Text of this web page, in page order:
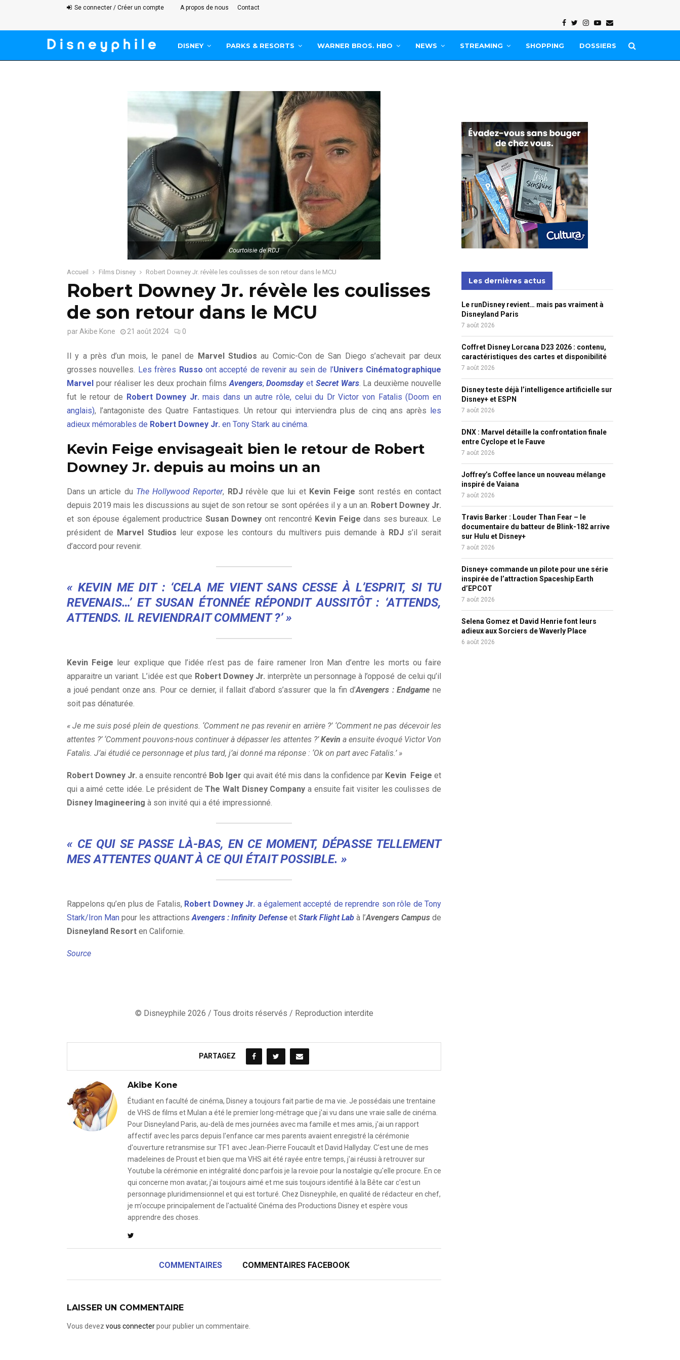
Se connecter / Créer un compte A propos de nous Contact
Facebook
Twitter
Instagram
Youtube
Email
DISNEY PARKS & RESORTS WARNER BROS. HBO NEWS STREAMING SHOPPING DOSSIERS
Courtoisie de RDJ
Accueil Films Disney Robert Downey Jr. révèle les coulisses de son retour dans le MCU
Robert Downey Jr. révèle les coulisses
de son retour dans le MCU
par Akibe Kone 21 août 2024 0
Il y a près d’un mois, le panel de Marvel Studios au Comic-Con de San Diego s’achevait par deux
grosses nouvelles. Les frères Russo ont accepté de revenir au sein de l’Univers Cinématographique
Marvel pour réaliser les deux prochain filmsAvengers,Doomsdayet Secret Wars. La deuxième nouvelle
fut le retour de Robert Downey Jr. mais dans un autre rôle, celui du Dr Victor von Fatalis (Doom en
anglais), l’antagoniste des Quatre Fantastiques. Un retour qui interviendra plus de cinq ans après les
adieux mémorables de Robert Downey Jr. en Tony Stark au cinéma.
Kevin Feige envisageait bien le retour de Robert
Downey Jr. depuis au moins un an
Dans un article du The Hollywood Reporter, RDJrévèle que lui etKevin Feige sont restés en contact
depuis 2019 mais les discussions au sujet de son retour se sont opérées il y a un an. Robert Downey Jr.
et son épouse également productrice Susan Downey ont rencontré Kevin Feige dans ses bureaux. Le
président de Marvel Studios leur expose les contours du multivers puis demande à RDJs’il serait
d’accord pour revenir.
« KEVIN ME DIT : ‘CELA ME VIENT SANS CESSE À L’ESPRIT, SI TU
REVENAIS…’ ET SUSAN ÉTONNÉE RÉPONDIT AUSSITÔT : ‘ATTENDS,
ATTENDS. IL REVIENDRAIT COMMENT ?’ »
Kevin Feige leur explique que l’idée n’est pas de faire ramener Iron Man d’entre les morts ou faire
apparaitre un variant. L’idée est que Robert Downey Jr. interprète un personnage à l’opposé de celui qu’il
a joué pendant onze ans. Pour ce dernier, il fallait d’abord s’assurer que la fin d’Avengers : Endgame ne
soit pas dénaturée.
« Je me suis posé plein de questions. ‘Comment ne pas revenir en arrière ?’ ‘Comment ne pas décevoir les
attentes ?’ ‘Comment pouvons-nous continuer à dépasser les attentes ?’Kevin a ensuite évoqué Victor Von
Fatalis. J’ai étudié ce personnage et plus tard, j’ai donné ma réponse : ‘Ok on part avec Fatalis.’ »
Robert Downey Jr. a ensuite rencontré Bob Iger qui avait été mis dans la confidence par Kevin Feige et
qui a aimé cette idée. Le président deThe Walt Disney Company a ensuite fait visiter les coulisses de
Disney Imagineering à son invité qui a été impressionné.
« CE QUI SE PASSE LÀ-BAS, EN CE MOMENT, DÉPASSE TELLEMENT
MES ATTENTES QUANT À CE QUI ÉTAIT POSSIBLE. »
Rappelons qu’en plus de Fatalis, Robert Downey Jr. a également accepté de reprendre son rôle de Tony
Stark/Iron Man pour les attractionsAvengers : Infinity Defenseet Stark Flight Labà l’Avengers Campusde
Disneyland Resort en Californie.
Source
© Disneyphile 2026 / Tous droits réservés / Reproduction interdite
PARTAGEZ
Akibe Kone
Étudiant en faculté de cinéma, Disney a toujours fait partie de ma vie. Je possédais une trentaine
de VHS de films et Mulan a été le premier long-métrage que j'ai vu dans une vraie salle de cinéma.
Pour Disneyland Paris, au-delà de mes journées avec ma famille et mes amis, j'ai un rapport
affectif avec les parcs depuis l'enfance car mes parents avaient enregistré la cérémonie
d'ouverture retransmise sur TF1 avec Jean-Pierre Foucault et David Hallyday. C'est une de mes
madeleines de Proust et bien que ma VHS ait été rayée entre temps, j'ai réussi à retrouver sur
Youtube la cérémonie en intégralité donc parfois je la revoie pour la nostalgie qu'elle procure. En ce
qui concerne mon avatar, j'ai toujours aimé et me suis toujours identifié à la Bête car c'est un
personnage pluridimensionnel et qui est torturé. Chez Disneyphile, en qualité de rédacteur en chef,
je m'occupe principalement de l'actualité Cinéma des Productions Disney et espère vous
apprendre des choses.
COMMENTAIRES COMMENTAIRES FACEBOOK
LAISSER UN COMMENTAIRE
Vous devez vous connecterpour publier un commentaire.
Les dernières actus
Le runDisney revient… mais pas vraiment à
Disneyland Paris
7 août 2026
Coffret Disney Lorcana D23 2026 : contenu,
caractéristiques des cartes et disponibilité
7 août 2026
Disney teste déjà l’intelligence artificielle sur
Disney+ et ESPN
7 août 2026
DNX : Marvel détaille la confrontation finale
entre Cyclope et le Fauve
7 août 2026
Joffrey’s Coffee lance un nouveau mélange
inspiré de Vaiana
7 août 2026
Travis Barker : Louder Than Fear – le
documentaire du batteur de Blink-182 arrive
sur Hulu et Disney+
7 août 2026
Disney+ commande un pilote pour une série
inspirée de l’attraction Spaceship Earth
d’EPCOT
7 août 2026
Selena Gomez et David Henrie font leurs
adieux aux Sorciers de Waverly Place
6 août 2026